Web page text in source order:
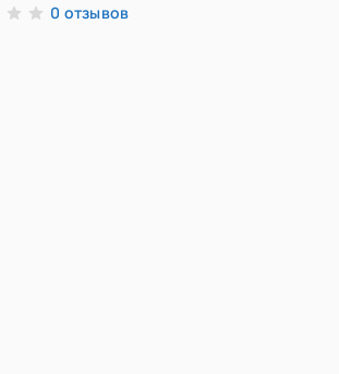
0 отзывов